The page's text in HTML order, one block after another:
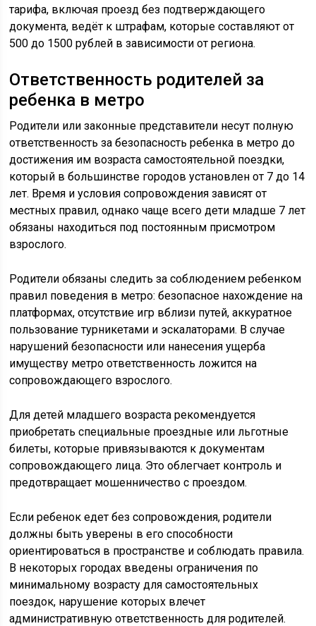
тарифа, включая проезд без подтверждающего
документа, ведёт к штрафам, которые составляют от
500 до 1500 рублей в зависимости от региона.
Ответственность родителей за
ребенка в метро
Родители или законные представители несут полную
ответственность за безопасность ребенка в метро до
достижения им возраста самостоятельной поездки,
который в большинстве городов установлен от 7 до 14
лет. Время и условия сопровождения зависят от
местных правил, однако чаще всего дети младше 7 лет
обязаны находиться под постоянным присмотром
взрослого.
Родители обязаны следить за соблюдением ребенком
правил поведения в метро: безопасное нахождение на
платформах, отсутствие игр вблизи путей, аккуратное
пользование турникетами и эскалаторами. В случае
нарушений безопасности или нанесения ущерба
имуществу метро ответственность ложится на
сопровождающего взрослого.
Для детей младшего возраста рекомендуется
приобретать специальные проездные или льготные
билеты, которые привязываются к документам
сопровождающего лица. Это облегчает контроль и
предотвращает мошенничество с проездом.
Если ребенок едет без сопровождения, родители
должны быть уверены в его способности
ориентироваться в пространстве и соблюдать правила.
В некоторых городах введены ограничения по
минимальному возрасту для самостоятельных
поездок, нарушение которых влечет
административную ответственность для родителей.